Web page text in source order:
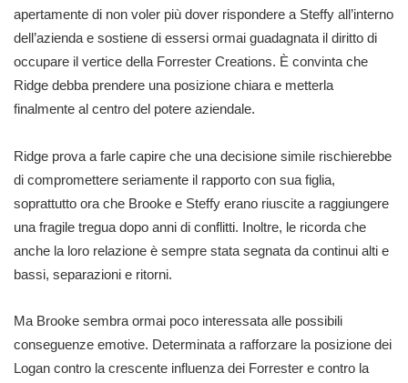
apertamente di non voler più dover rispondere a Steffy all’interno
dell’azienda e sostiene di essersi ormai guadagnata il diritto di
occupare il vertice della Forrester Creations. È convinta che
Ridge debba prendere una posizione chiara e metterla
finalmente al centro del potere aziendale.
Ridge prova a farle capire che una decisione simile rischierebbe
di compromettere seriamente il rapporto con sua figlia,
soprattutto ora che Brooke e Steffy erano riuscite a raggiungere
una fragile tregua dopo anni di conflitti. Inoltre, le ricorda che
anche la loro relazione è sempre stata segnata da continui alti e
bassi, separazioni e ritorni.
Ma Brooke sembra ormai poco interessata alle possibili
conseguenze emotive. Determinata a rafforzare la posizione dei
Logan contro la crescente influenza dei Forrester e contro la